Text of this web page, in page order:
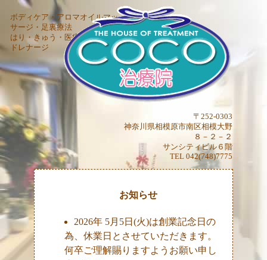
ボディケア・アロマオイルマッ
サージ・足裏療法
はり・きゅう・医療徒手リンパ
ドレナージ
〒252-0303
神奈川県相模原市南区相模大野
８－２－２
サンシティビル６階
TEL 042(748)7775
お知らせ
2026年 5月5日(火)は創業記念日の
為、休業日とさせていただきます。
何卒ご理解賜りますようお願い申し